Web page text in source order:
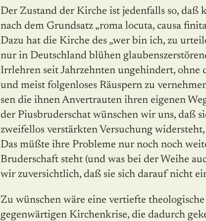
Der Zustand der Kirche ist jedenfalls so, daß
nach dem Grundsatz „roma locuta, causa
Dazu hat die Kirche des „wer bin ich, zu
nur in Deutschland blühen
Irrlehren seit Jahrzehnten ungehindert, ohne
und meist folgenloses Räuspern zu
sen die ihnen Anvertrauten ihren eigenen
der Piusbruderschat wünschen wir uns, daß
zweifellos verstärkten Versuchung
Das müßte ihre Probleme nur noch noch
Bruderschaft steht (und was bei der Weihe
wir zuversichtlich, daß sie sich darauf nicht
Zu wünschen wäre eine vertiefte
gegenwärtigen Kirchenkrise, die dadurch